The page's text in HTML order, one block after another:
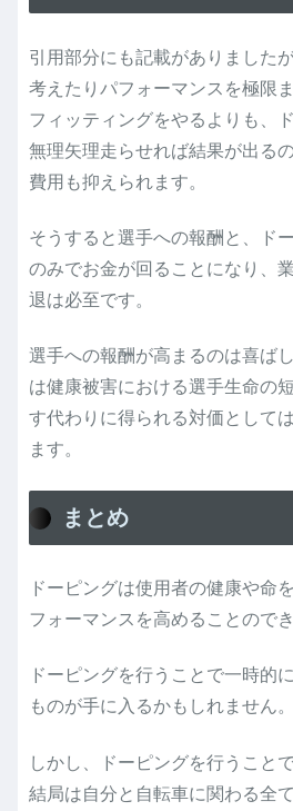
引用部分にも記載がありました
考えたりパフォーマンスを極限
フィッティングをやるよりも、
無理矢理走らせれば結果が出る
費用も抑えられます。
そうすると選手への報酬と、ド
のみでお金が回ることになり、
退は必至です。
選手への報酬が高まるのは喜ば
は健康被害における選手生命の
す代わりに得られる対価として
ます。
まとめ
ドーピングは使用者の健康や命
フォーマンスを高めることので
ドーピングを行うことで一時的
ものが手に入るかもしれません。
しかし、ドーピングを行うこと
結局は自分と自転車に関わる全